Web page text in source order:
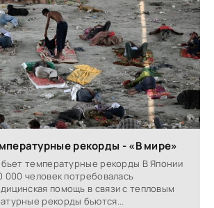
рекорды - «В мире»
бьет температурные рекорды В Японии
000 человек потребовалась
помощь в связи с тепловым
рекорды бьются...